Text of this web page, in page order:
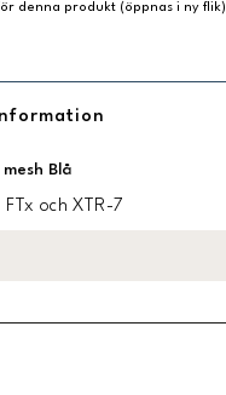
denna produkt (öppnas i ny flik)
Blå
och XTR-7